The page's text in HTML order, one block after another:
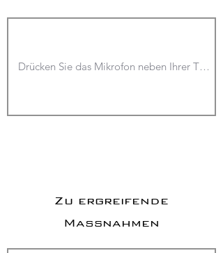
Zu ergreifende
Maßnahmen